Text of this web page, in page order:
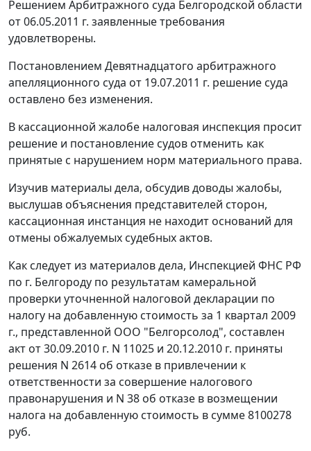
Решением Арбитражного суда Белгородской области
от 06.05.2011 г. заявленные требования
удовлетворены.
Постановлением Девятнадцатого арбитражного
апелляционного суда от 19.07.2011 г. решение суда
оставлено без изменения.
В кассационной жалобе налоговая инспекция просит
решение и постановление судов отменить как
принятые с нарушением норм материального права.
Изучив материалы дела, обсудив доводы жалобы,
выслушав объяснения представителей сторон,
кассационная инстанция не находит оснований для
отмены обжалуемых судебных актов.
Как следует из материалов дела, Инспекцией ФНС РФ
по г. Белгороду по результатам камеральной
проверки уточненной налоговой декларации по
налогу на добавленную стоимость за 1 квартал 2009
г., представленной ООО "Белгорсолод", составлен
акт от 30.09.2010 г. N 11025 и 20.12.2010 г. приняты
решения N 2614 об отказе в привлечении к
ответственности за совершение налогового
правонарушения и N 38 об отказе в возмещении
налога на добавленную стоимость в сумме 8100278
руб.